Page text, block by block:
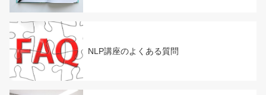
NLP講座のよくある質問